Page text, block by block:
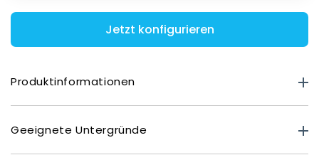
Jetzt konfigurieren
Produktinformationen
Premium Matt: 0,40 mm
Deluxe Glasoptik: 0,80 mm
Geeignete Untergründe